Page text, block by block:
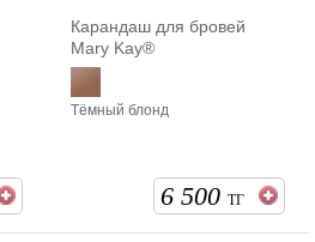
Карандаш для бровей
Mary Kay®
Тёмный блонд
6 500 ТГ